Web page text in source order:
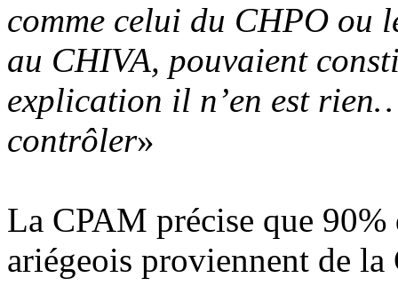
comme celui du CHPO ou
au CHIVA, pouvaient
explication il n’en est
contrôler»
La CPAM précise que
ariégeois proviennent de la